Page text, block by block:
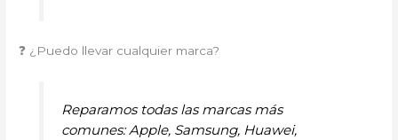
❓ ¿Puedo llevar cualquier marca?
Reparamos todas las marcas más
comunes: Apple, Samsung, Huawei,